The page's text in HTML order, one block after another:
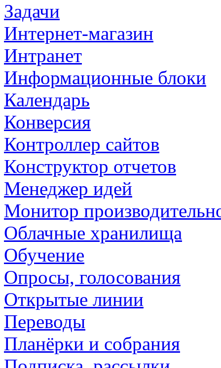
Задачи
Интернет-магазин
Интранет
Информационные блоки
Календарь
Конверсия
Контроллер сайтов
Конструктор отчетов
Менеджер идей
Монитор
Облачные хранилища
Обучение
Опросы, голосования
Открытые линии
Переводы
Планёрки и собрания